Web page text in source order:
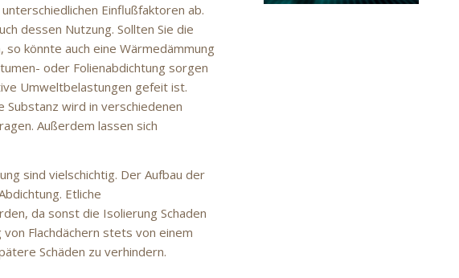
Einflußfaktoren ab.
dessen Nutzung. Sollten Sie die
könnte auch eine Wärmedämmung
oder Folienabdichtung sorgen
Umweltbelastungen gefeit ist.
Substanz wird in verschiedenen
Außerdem lassen sich
sind vielschichtig. Der Aufbau der
Etliche
da sonst die Isolierung Schaden
Flachdächern stets von einem
Schäden zu verhindern.